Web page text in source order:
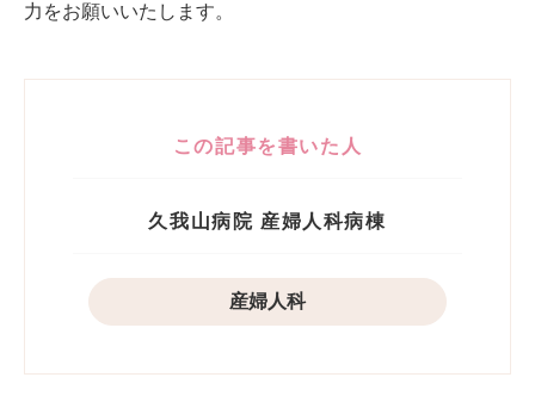
力をお願いいたします。
この記事を書いた人
久我山病院 産婦人科病棟
産婦人科